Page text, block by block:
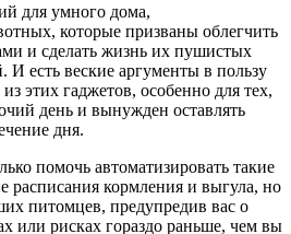
для умного дома,
которые призваны облегчить
и сделать жизнь их пушистых
И есть веские аргументы в пользу
этих гаджетов, особенно для тех,
день и вынужден оставлять
дня.
помочь автоматизировать такие
расписания кормления и выгула, но
питомцев, предупредив вас о
или рисках гораздо раньше, чем вы